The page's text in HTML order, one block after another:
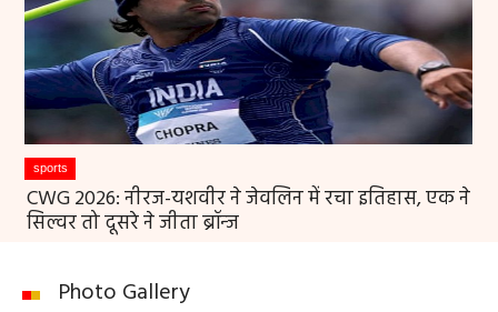
sports
CWG 2026: नीरज-यशवीर ने जेवलिन में रचा इतिहास, एक ने
सिल्वर तो दूसरे ने जीता ब्रॉन्ज
Photo Gallery